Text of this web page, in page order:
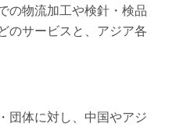
の物流加工や検針・検品
のサービスと、アジア各
団体に対し、中国やアジ